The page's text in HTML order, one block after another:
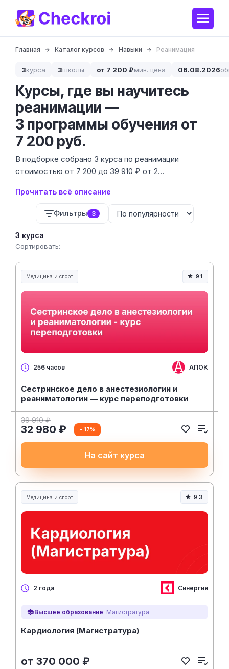
Главная Каталог курсов Навыки Реанимация
3курса 3школы от 7 200 ₽мин. цена 06.08.2026
Курсы, где вы научитесь
реанимации —
3 программы обучения от
7 200 руб.
В подборке собрано 3 курса по реанимации
стоимостью от 7 200 до 39 910 ₽ от 2
который включает освоение алгоритмов сердечно-
легочной реанимации (СЛР) и оказание экстренной
помощи при критических состояниях.
Прочитать всё описание
Фильтры 3
3 курса
Сортировать:
Медицина и спорт
Медицина, спорт и здоровье
9.1
256 часов АПОК
Сестринское дело в анестезиологии и
реаниматологии — курс переподготовки
39 910 ₽
32 980 ₽ - 17%
На сайт курса
Медицина и спорт
Медицина, спорт и здоровье
9.3
2 года Синергия
Высшее образование· Магистратура
Кардиология (Магистратура)
от 370 000 ₽